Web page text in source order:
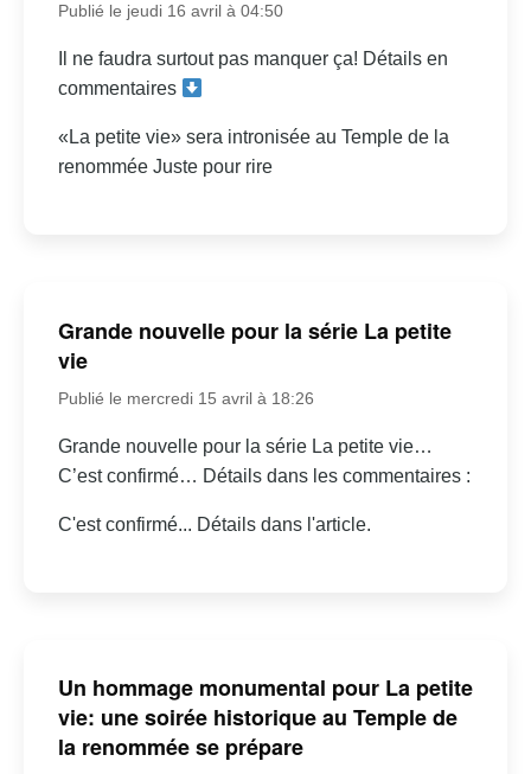
Publié le jeudi 16 avril à 04:50
Il ne faudra surtout pas manquer ça! Détails en
commentaires
«La petite vie» sera intronisée au Temple de la
renommée Juste pour rire
Grande nouvelle pour la série La petite
vie
Publié le mercredi 15 avril à 18:26
Grande nouvelle pour la série La petite vie…
C’est confirmé… Détails dans les commentaires :
C'est confirmé... Détails dans l'article.
Un hommage monumental pour La petite
vie: une soirée historique au Temple de
la renommée se prépare